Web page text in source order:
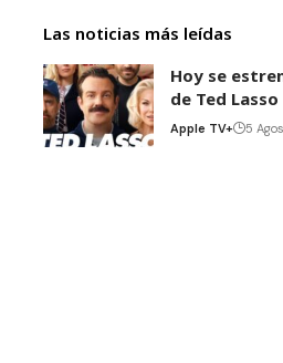
Las noticias más leídas
Hoy se
de Ted
Apple TV+ 5